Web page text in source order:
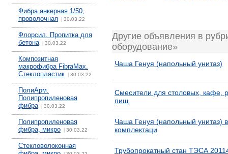
Фибра анкерная 1/50,
проволочная
30.03.22
Флорсил. Пропитка для
бетона| 30.03.22
Композитная
макрофибра FibraMax.
Стеклопластик
30.03.22
ПолиАрм.
Полипропиленовая
фибра| 30.03.22
Полипропиленовая
фибра, микро
30.03.22
Стекловолоконная
Другие объявления в
оборудование»
Чаша Генуя (напольный унитаз)
Смесители для столовых, кафе,
пищ
Чаша Генуя (напольный унитаз)
комплектаци
Трубопрокатный стан ТЭСА